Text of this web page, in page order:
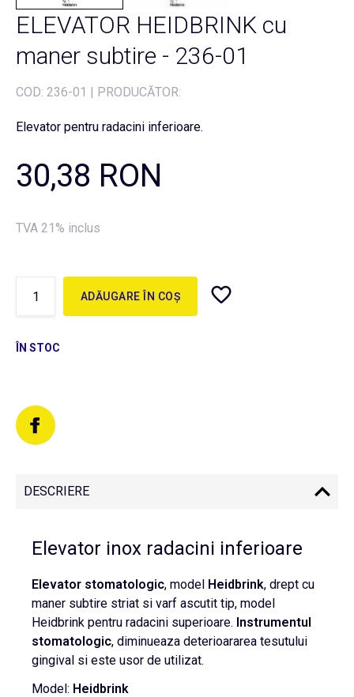
ELEVATOR HEIDBRINK cu
maner subtire - 236-01
COD: 236-01 | PRODUCĂTOR:
Elevator pentru radacini inferioare.
30,38 RON
TVA 21% inclus
ADĂUGARE ÎN COȘ
ÎN STOC
DESCRIERE
Elevator inox radacini inferioare
Elevator stomatologic, model Heidbrink, drept cu
maner subtire striat si varf ascutit tip, model
Heidbrink pentru radacini superioare. Instrumentul
stomatologic, diminueaza deterioararea tesutului
gingival si este usor de utilizat.
Model: Heidbrink